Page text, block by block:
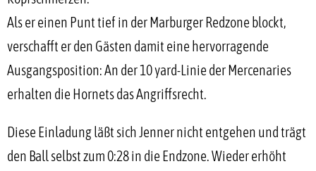
Als er einen Punt tief in der Marburger Redzone blockt,
verschafft er den Gästen damit eine hervorragende
Ausgangsposition: An der 10 yard-Linie der Mercenaries
erhalten die Hornets das Angriffsrecht.
Diese Einladung läßt sich Jenner nicht entgehen und trägt
den Ball selbst zum 0:28 in die Endzone. Wieder erhöht